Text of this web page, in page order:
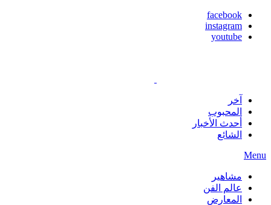
facebook
instagram
youtube
آخر
المحبوب
أحدث الأخبار
الشائع
Menu
مشاهير
عالم الفن
المعارض